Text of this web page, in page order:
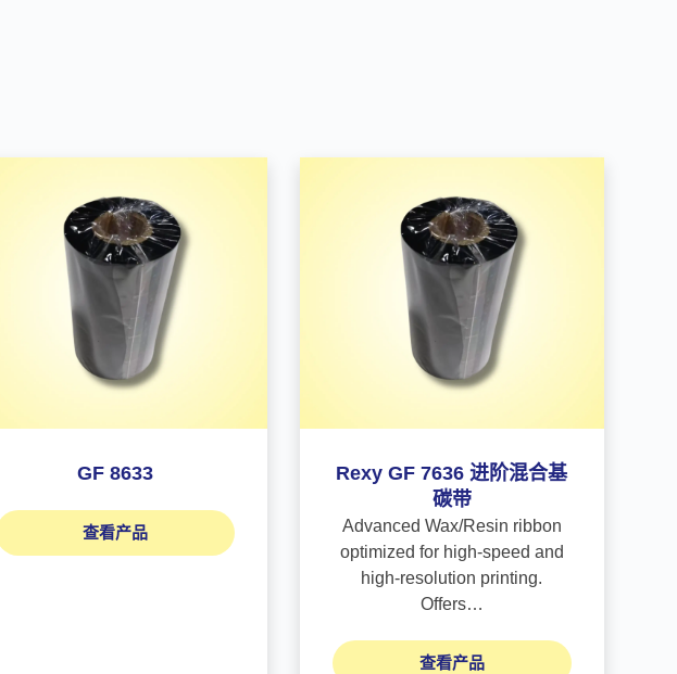
GF 8633
查看产品
Rexy GF 7636 进阶混合基
碳带
Advanced Wax/Resin ribbon
optimized for high-speed and
high-resolution printing.
Offers…
查看产品